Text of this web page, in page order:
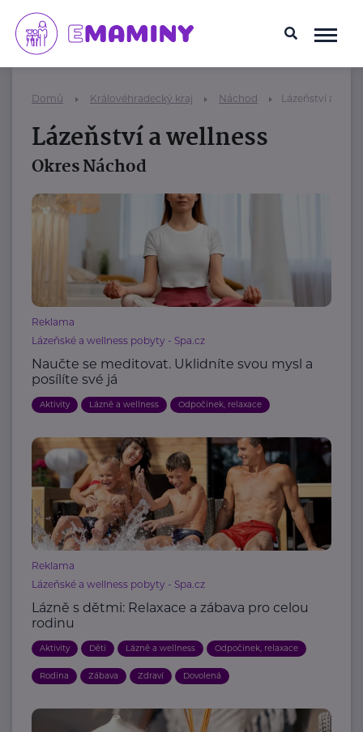
Domů Královéhradecký kraj Náchod Lázeňství a
Lázeňství a wellness
Okres Náchod
Reklama
Lázeňské a wellness pobyty - Spa.cz
Naučte se meditovat. Uklidníte svou mysl a
posílíte své já
Aktivity Lázně a wellness Odpočinek, relaxace
Reklama
Lázeňské a wellness pobyty - Spa.cz
Lázně s dětmi: Relaxace a zábava pro celou
rodinu
Aktivity Děti Lázně a wellness Odpočinek, relaxace
Rodina Zábava Zdraví Dovolená